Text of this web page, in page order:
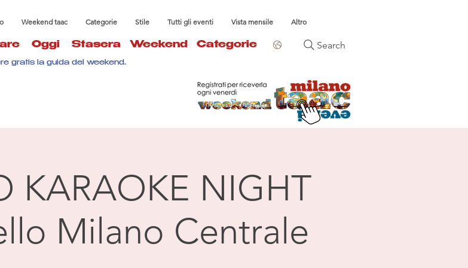
Weekend taac Categorie Stile Tutti gli eventi Vista mensile Altro
Oggi Stasera Weekend Categorie Search
gratis la guida del weekend.
KARAOKE NIGHT
Milano Centrale